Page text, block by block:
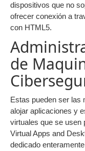
dispositivos que no
ofrecer conexión a
con HTML5.
de
Estas pueden ser las
alojar aplicaciones y
virtuales que se usen
Virtual Apps and
dedicado